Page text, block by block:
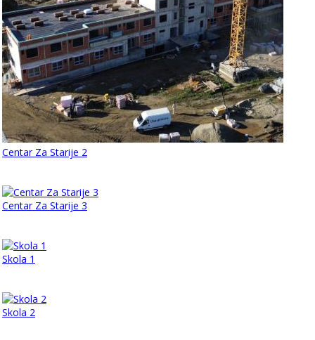
Centar Za Starije 2
Centar Za Starije 3
Skola 1
Skola 2